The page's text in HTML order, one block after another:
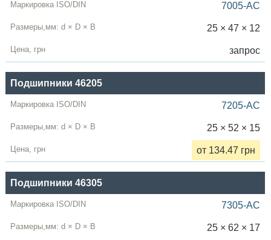
7005-AC
25 × 47 × 12
запрос
Подшипники 46205
7205-AC
25 × 52 × 15
от 134.47 грн
Подшипники 46305
7305-AC
25 × 62 × 17